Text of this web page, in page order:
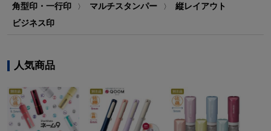
角型印・一行印 〉 マルチスタンパー 〉
縦レイアウト
ビジネス印
人気商品